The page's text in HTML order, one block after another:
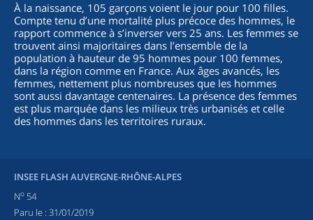
À la naissance, 105 garçons voient le jour pour 100 filles.
Compte tenu d’une mortalité plus précoce des hommes, le
rapport commence à s’inverser vers 25 ans. Les femmes se
trouvent ainsi majoritaires dans l’ensemble de la
population à hauteur de 95 hommes pour 100 femmes,
dans la région comme en France. Aux âges avancés, les
femmes, nettement plus nombreuses que les hommes
sont aussi davantage centenaires. La présence des femmes
est plus marquée dans les milieux très urbanisés et celle
des hommes dans les territoires ruraux.
INSEE FLASH AUVERGNE-RHÔNE-ALPES
No 54
Paru le : 31/01/2019